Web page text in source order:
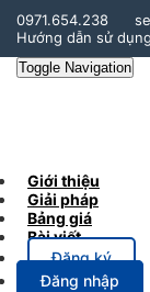
0971.654.238
Hướng dẫn sử dụng
Toggle Navigation
Giới thiệu
Giải pháp
Bảng giá
Bài viết
Đăng ký
Đăng nhập